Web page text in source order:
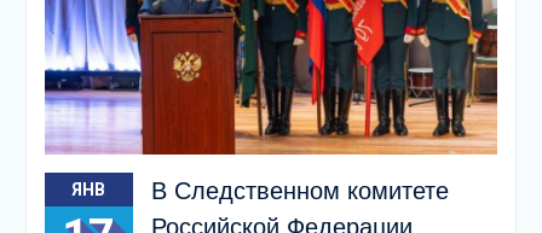
ЯНВ
В Следственном комитете
Российской Федерации